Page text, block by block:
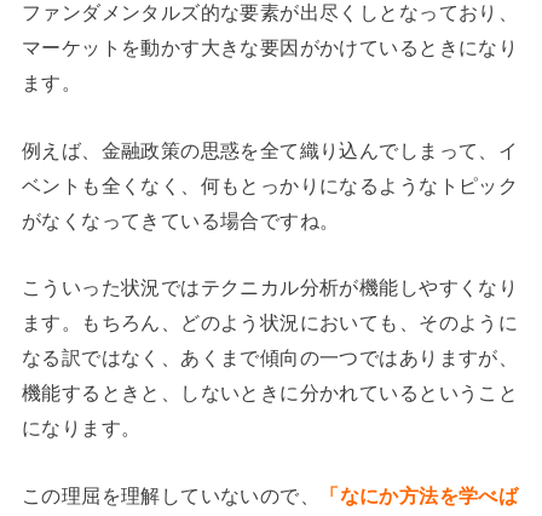
ファンダメンタルズ的な要素が出尽くしとなっており、
マーケットを動かす大きな要因がかけているときになり
ます。
例えば、金融政策の思惑を全て織り込んでしまって、イ
ベントも全くなく、何もとっかりになるようなトピック
がなくなってきている場合ですね。
こういった状況ではテクニカル分析が機能しやすくなり
ます。もちろん、どのよう状況においても、そのように
なる訳ではなく、あくまで傾向の一つではありますが、
機能するときと、しないときに分かれているということ
になります。
この理屈を理解していないので、 「なにか方法を学べば